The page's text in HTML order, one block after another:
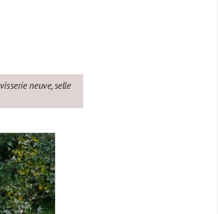
neuve, selle